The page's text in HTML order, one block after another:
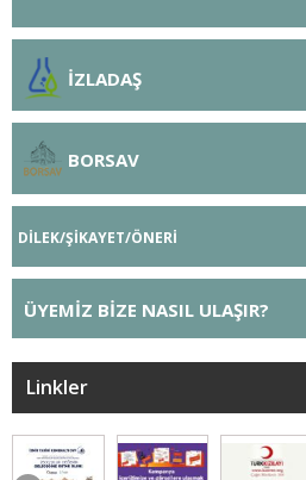
İZLADAŞ
BORSAV
DİLEK/ŞİKAYET/ÖNERİ
ÜYEMİZ BİZE NASIL ULAŞIR?
Linkler